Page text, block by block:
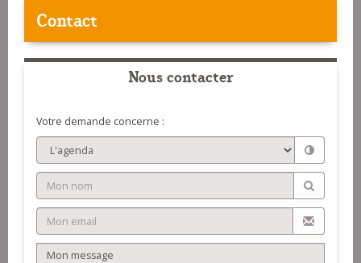
Contact
Nous contacter
Votre demande concerne :